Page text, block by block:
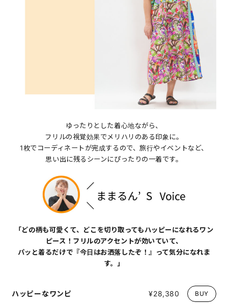
ゆったりとした着心地ながら、
フリルの視覚効果でメリハリのある印象に。
1枚でコーディネートが完成するので、旅行やイベントなど、
思い出に残るシーンにぴったりの一着です。
「どの柄も可愛くて、どこを切り取ってもハッピーになれるワン
ピース！フリルのアクセントが効いていて、
パッと着るだけで『今日はお洒落したぞ！』って気分になれま
す。」
ハッピーなワンピ ¥28,380 BUY